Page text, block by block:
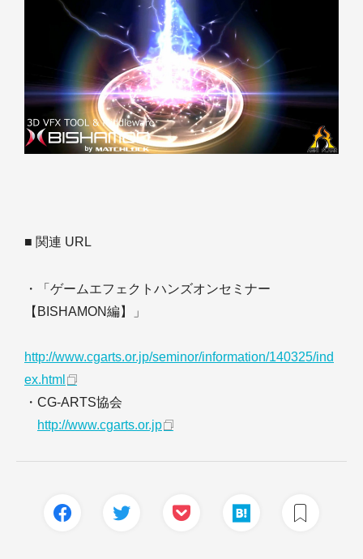
■ 関連 URL
・「ゲームエフェクトハンズオンセミナー
【BISHAMON編】」
http://www.cgarts.or.jp/seminor/information/140325/ind
ex.html
・CG-ARTS協会
http://www.cgarts.or.jp